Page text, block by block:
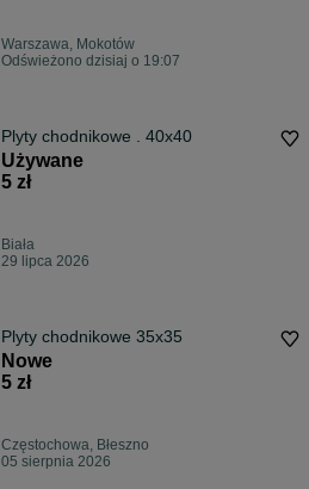
Warszawa, Mokotów
Odświeżono dzisiaj o 19:07
Plyty chodnikowe . 40x40
Używane
5 zł
Biała
29 lipca 2026
Plyty chodnikowe 35x35
Nowe
5 zł
Częstochowa, Błeszno
05 sierpnia 2026